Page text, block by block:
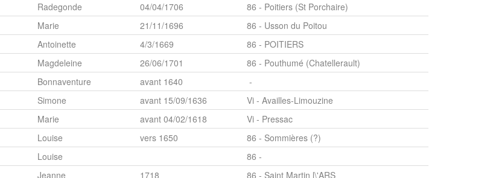
Radegonde 04/04/1706
86 - Poitiers (St Porchaire)
Marie 21/11/1696
86 - Usson du Poitou
Antoinette 4/3/1669
86 - POITIERS
Magdeleine 26/06/1701
86 - Pouthumé (Chatellerault)
Bonnaventure avant 1640
-
Simone avant 15/09/1636
Vi - Availles-Limouzine
Marie avant 04/02/1618
Vi - Pressac
Louise vers 1650
86 - Sommières (?)
Louise
86 -
Jeanne 1718 86 - Saint Martin l\'ARS